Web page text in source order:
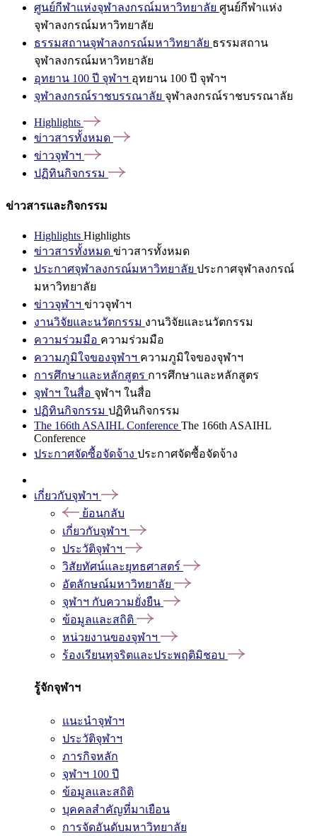
ศูนย์กีฬาแห่งจุฬาลงกรณ์มหาวิทยาลัย ศูนย์กีฬาแห่ง
จุฬาลงกรณ์มหาวิทยาลัย
ธรรมสถานจุฬาลงกรณ์มหาวิทยาลัย ธรรมสถาน
จุฬาลงกรณ์มหาวิทยาลัย
อุทยาน 100 ปี จุฬาฯ อุทยาน 100 ปี จุฬาฯ
จุฬาลงกรณ์ราชบรรณาลัย จุฬาลงกรณ์ราชบรรณาลัย
Highlights
ข่าวสารทั้งหมด
ข่าวจุฬาฯ
ปฏิทินกิจกรรม
ข่าวสารและกิจกรรม
Highlights Highlights
ข่าวสารทั้งหมด ข่าวสารทั้งหมด
ประกาศจุฬาลงกรณ์มหาวิทยาลัย ประกาศจุฬาลงกรณ์
มหาวิทยาลัย
ข่าวจุฬาฯ ข่าวจุฬาฯ
งานวิจัยและนวัตกรรม งานวิจัยและนวัตกรรม
ความร่วมมือ ความร่วมมือ
ความภูมิใจของจุฬาฯ ความภูมิใจของจุฬาฯ
การศึกษาและหลักสูตร การศึกษาและหลักสูตร
จุฬาฯ ในสื่อ จุฬาฯ ในสื่อ
ปฏิทินกิจกรรม ปฏิทินกิจกรรม
The 166th ASAIHL Conference The 166th ASAIHL
Conference
ประกาศจัดซื้อจัดจ้าง ประกาศจัดซื้อจัดจ้าง
เกี่ยวกับจุฬาฯ
ย้อนกลับ
เกี่ยวกับจุฬาฯ
ประวัติจุฬาฯ
วิสัยทัศน์และยุทธศาสตร์
อัตลักษณ์มหาวิทยาลัย
จุฬาฯ กับความยั่งยืน
ข้อมูลและสถิติ
หน่วยงานของจุฬาฯ
ร้องเรียนทุจริตและประพฤติมิชอบ
รู้จักจุฬาฯ
แนะนำจุฬาฯ
ประวัติจุฬาฯ
ภารกิจหลัก
จุฬาฯ 100 ปี
ข้อมูลและสถิติ
บุคคลสำคัญที่มาเยือน
การจัดอันดับมหาวิทยาลัย